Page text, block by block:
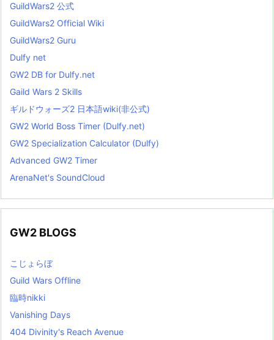
GuildWars2 公式
GuildWars2 Official Wiki
GuildWars2 Guru
Dulfy net
GW2 DB for Dulfy.net
Gaild Wars 2 Skills
ギルドウォーズ2 日本語wiki(非公式)
GW2 World Boss Timer (Dulfy.net)
GW2 Specialization Calculator (Dulfy)
Advanced GW2 Timer
ArenaNet's SoundCloud
GW2 BLOGS
こじょらぼ
Guild Wars Offline
臨時nikki
Vanishing Days
404 Divinity's Reach Avenue